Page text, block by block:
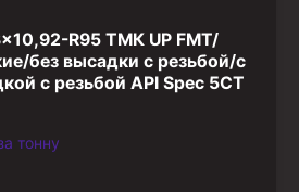
R95 ТМК UP FMT/
без высадки с резьбой/с
с резьбой API Spec 5CT
тонну